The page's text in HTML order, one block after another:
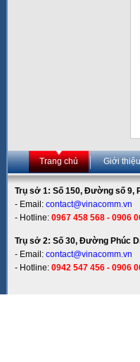
Trang chủ Giới thiệu
Trụ sở 1: Số 150, Đường số 9,
- Email: contact@vinacomm.vn
- Hotline: 0967 458 568 - 0906
Trụ sở 2: Số 30, Đường Phúc
- Email: contact@vinacomm.vn
- Hotline: 0942 547 456 - 0906